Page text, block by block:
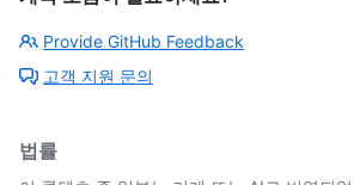
Provide GitHub Feedback
고객 지원 문의
법률